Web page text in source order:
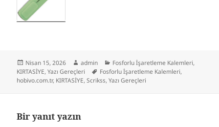
Yayın
tarihi
Nisan 15, 2026 Yazar
admin Kategoriler
Fosforlu İşaretleme Kalemleri,
KIRTASİYE,Yazı Gereçleri Etiketler
Fosforlu İşaretleme Kalemleri,
hobivo.com.tr, KIRTASİYE,Scrikss,Yazı Gereçleri
Bir yanıt yazın